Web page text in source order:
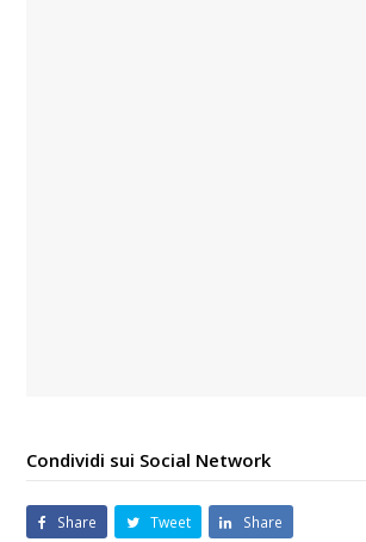
Condividi sui Social Network
Share Tweet Share